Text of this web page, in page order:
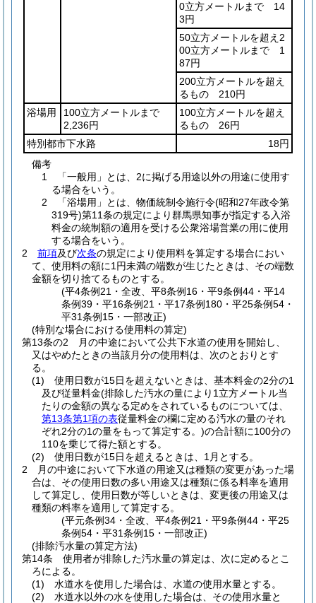
0立方メートルまで 14
3円
50立方メートルを超え2
00立方メートルまで 1
87円
200立方メートルを超え
るもの 210円
浴場用
100立方メートルまで
2,236円
100立方メートルを超え
るもの 26円
特別都市下水路
18円
備考
1 「一般用」とは、2に掲げる用途以外の用途に使用す
る場合をいう。
2 「浴場用」とは、物価統制令施行令(昭和27年政令第
319号)第11条の規定により群馬県知事が指定する入浴
料金の統制額の適用を受ける公衆浴場営業の用に使用
する場合をいう。
2
前項及び次条の規定により使用料を算定する場合におい
て、使用料の額に1円未満の端数が生じたときは、その端数
金額を切り捨てるものとする。
(平4条例21・全改、平8条例16・平9条例44・平14
条例39・平16条例21・平17条例180・平25条例54・
平31条例15・一部改正)
(特別な場合における使用料の算定)
第13条の2
月の中途において公共下水道の使用を開始し、
又はやめたときの当該月分の使用料は、次のとおりとす
る。
(1)
使用日数が15日を超えないときは、基本料金の2分の1
及び従量料金(排除した汚水の量により1立方メートル当
たりの金額の異なる定めをされているものについては、
第13条第1項の表従量料金の欄に定める汚水の量のそれ
ぞれ2分の1の量をもって算定する。)の合計額に100分の
110を乗じて得た額とする。
(2)
使用日数が15日を超えるときは、1月とする。
2
月の中途において下水道の用途又は種類の変更があった場
合は、その使用日数の多い用途又は種類に係る料率を適用
して算定し、使用日数が等しいときは、変更後の用途又は
種類の料率を適用して算定する。
(平元条例34・全改、平4条例21・平9条例44・平25
条例54・平31条例15・一部改正)
(排除汚水量の算定方法)
第14条
使用者が排除した汚水量の算定は、次に定めるとこ
ろによる。
(1)
水道水を使用した場合は、水道の使用水量とする。
(2)
水道水以外の水を使用した場合は、その使用水量と